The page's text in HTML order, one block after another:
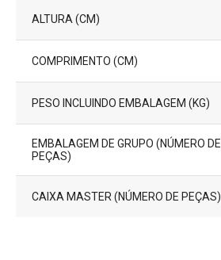
ALTURA (CM)
COMPRIMENTO (CM)
PESO INCLUINDO EMBALAGEM (KG)
EMBALAGEM DE GRUPO (NÚMERO DE
PEÇAS)
CAIXA MASTER (NÚMERO DE PEÇAS)